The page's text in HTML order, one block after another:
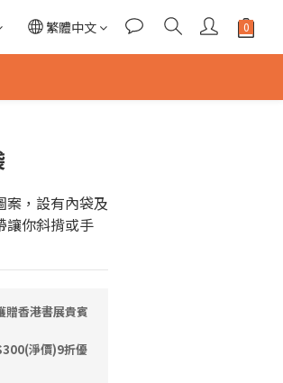
繁體中文
案，設有內袋及
讓你斜揹或手
香港書展貴賓
淨價)9折優